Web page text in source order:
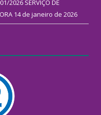
2026 SERVIÇO DE
14 de janeiro de 2026